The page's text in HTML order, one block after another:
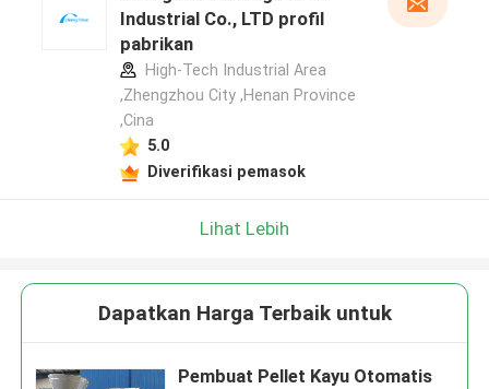
Industrial Co., LTD profil
pabrikan
High-Tech Industrial Area
,Zhengzhou City ,Henan Province
,Cina
5.0
Diverifikasi pemasok
Lihat Lebih
Dapatkan Harga Terbaik untuk
Pembuat Pellet Kayu Otomatis